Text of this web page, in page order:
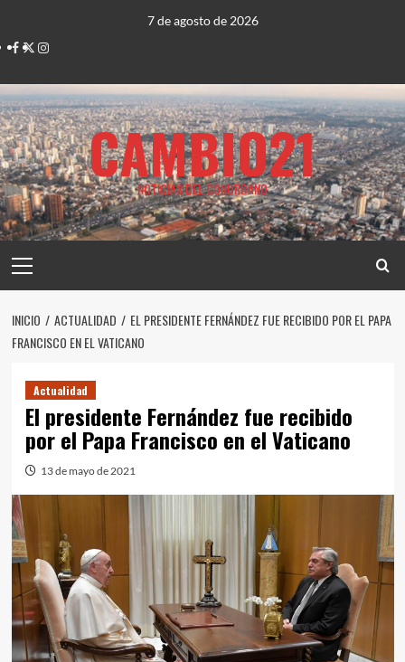
contenido
7 de agosto de 2026
Facebook
TwitterInstagram
CAMBIO21
NOTICIAS DEL CONURBANO
principal
INICIO ACTUALIDAD
EL PRESIDENTE FERNÁNDEZ FUE RECIBIDO POR EL PAPA
FRANCISCO EN EL VATICANO
Actualidad
El presidente Fernández fue recibido
por el Papa Francisco en el Vaticano
13 de mayo de 2021